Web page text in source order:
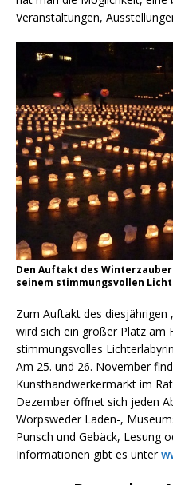
Veranstaltungen,
Den Auftakt des
seinem stimmungsvollen
Zum Auftakt des diesjährigen
wird sich ein großer Platz am
stimmungsvolles
Am 25. und 26. November
Kunsthandwerkermarkt im
Dezember öffnet sich jeden
Worpsweder Laden-,
Punsch und Gebäck, Lesung
Informationen gibt es unter